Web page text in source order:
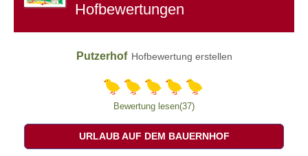
Hofbewertungen
Putzerhof Hofbewertung erstellen
Bewertung lesen(37)
URLAUB AUF DEM BAUERNHOF